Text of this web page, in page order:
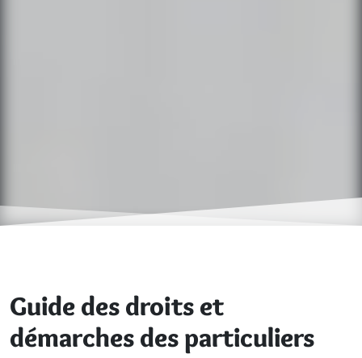
Guide des droits et
démarches des particuliers